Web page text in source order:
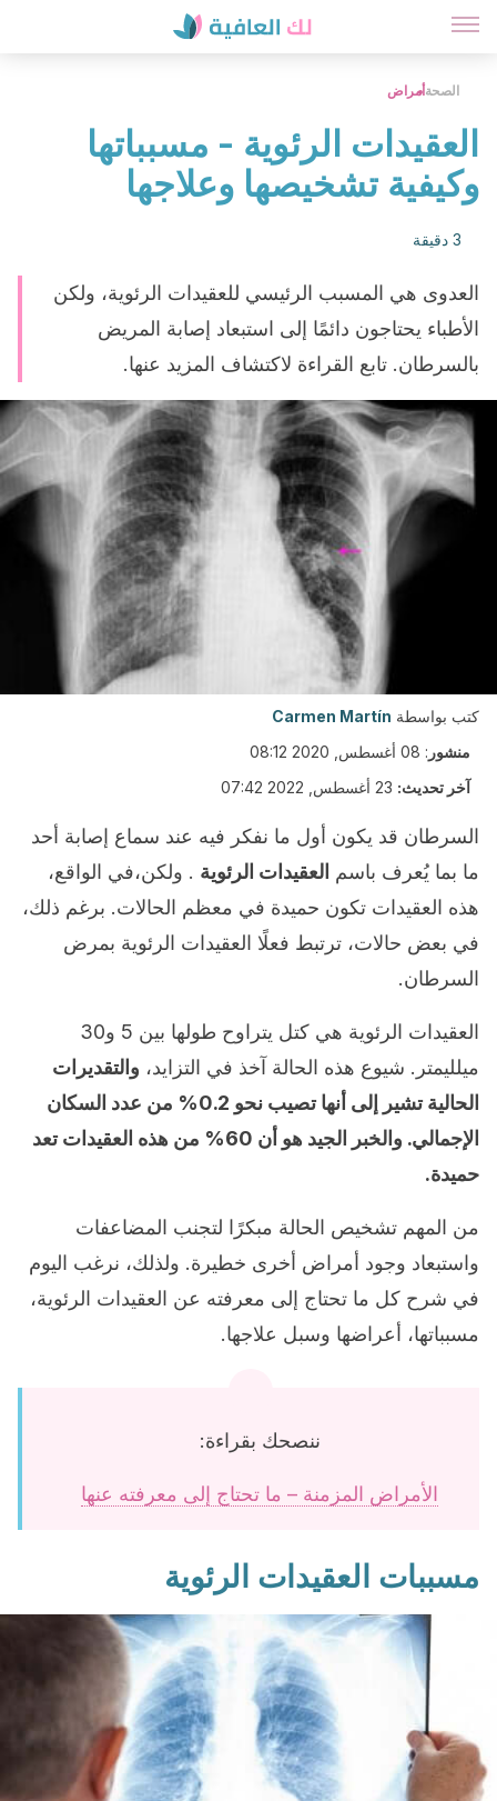
الصحةأمراض
العقيدات الرئوية - مسبباتها
وكيفية تشخيصها وعلاجها
3 دقيقة
العدوى هي المسبب الرئيسي للعقيدات الرئوية، ولكن
الأطباء يحتاجون دائمًا إلى استبعاد إصابة المريض
بالسرطان. تابع القراءة لاكتشاف المزيد عنها.
كتب بواسطة Carmen Martín
منشور : 08 أغسطس, 2020 08:12
آخر تحديث: 23 أغسطس, 2022 07:42
السرطان قد يكون أول ما نفكر فيه عند سماع إصابة أحد
ما بما يُعرف باسم العقيدات الرئوية . ولكن،في الواقع،
هذه العقيدات تكون حميدة في معظم الحالات. برغم ذلك،
في بعض حالات، ترتبط فعلًا العقيدات الرئوية بمرض
السرطان.
العقيدات الرئوية هي كتل يتراوح طولها بين 5 و30
ميلليمتر. شيوع هذه الحالة آخذ في التزايد، والتقديرات
الحالية تشير إلى أنها تصيب نحو 0.2% من عدد السكان
الإجمالي. والخبر الجيد هو أن 60% من هذه العقيدات تعد
حميدة.
من المهم تشخيص الحالة مبكرًا لتجنب المضاعفات
واستبعاد وجود أمراض أخرى خطيرة. ولذلك، نرغب اليوم
في شرح كل ما تحتاج إلى معرفته عن العقيدات الرئوية،
مسبباتها، أعراضها وسبل علاجها.
ننصحك بقراءة:
الأمراض المزمنة – ما تحتاج إلى معرفته عنها
مسببات العقيدات الرئوية